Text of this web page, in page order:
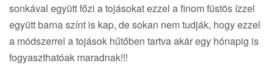
sonkával együtt főzi a tojásokat ezzel a finom füstös ízzel
együtt barna színt is kap, de sokan nem tudják, hogy ezzel
a módszerrel a tojások hűtőben tartva akár egy hónapig is
fogyaszthatóak maradnak!!!